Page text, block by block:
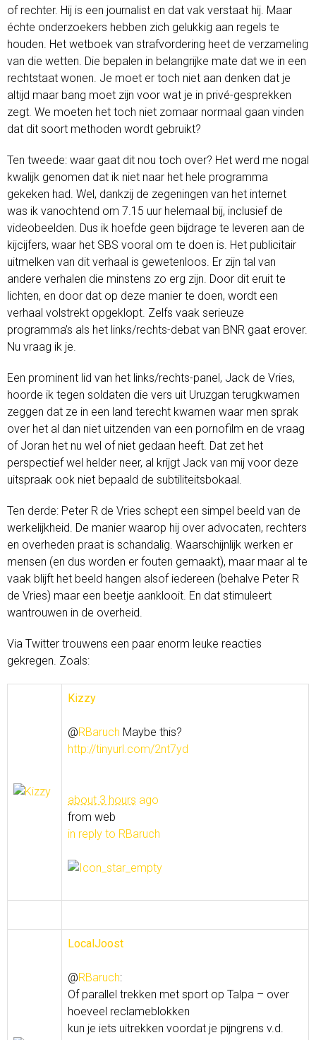
of rechter. Hij is een journalist en dat vak verstaat hij. Maar
échte onderzoekers hebben zich gelukkig aan regels te
houden. Het wetboek van strafvordering heet de verzameling
van die wetten. Die bepalen in belangrijke mate dat we in een
rechtstaat wonen. Je moet er toch niet aan denken dat je
altijd maar bang moet zijn voor wat je in privé-gesprekken
zegt. We moeten het toch niet zomaar normaal gaan vinden
dat dit soort methoden wordt gebruikt?
Ten tweede: waar gaat dit nou toch over? Het werd me nogal
kwalijk genomen dat ik niet naar het hele programma
gekeken had. Wel, dankzij de zegeningen van het internet
was ik vanochtend om 7.15 uur helemaal bij, inclusief de
videobeelden. Dus ik hoefde geen bijdrage te leveren aan de
kijcijfers, waar het SBS vooral om te doen is. Het publicitair
uitmelken van dit verhaal is gewetenloos. Er zijn tal van
andere verhalen die minstens zo erg zijn. Door dit eruit te
lichten, en door dat op deze manier te doen, wordt een
verhaal volstrekt opgeklopt. Zelfs vaak serieuze
programma’s als het links/rechts-debat van BNR gaat erover.
Nu vraag ik je.
Een prominent lid van het links/rechts-panel, Jack de Vries,
hoorde ik tegen soldaten die vers uit Uruzgan terugkwamen
zeggen dat ze in een land terecht kwamen waar men sprak
over het al dan niet uitzenden van een pornofilm en de vraag
of Joran het nu wel of niet gedaan heeft. Dat zet het
perspectief wel helder neer, al krijgt Jack van mij voor deze
uitspraak ook niet bepaald de subtiliteitsbokaal.
Ten derde: Peter R de Vries schept een simpel beeld van de
werkelijkheid. De manier waarop hij over advocaten, rechters
en overheden praat is schandalig. Waarschijnlijk werken er
mensen (en dus worden er fouten gemaakt), maar maar al te
vaak blijft het beeld hangen alsof iedereen (behalve Peter R
de Vries) maar een beetje aanklooit. En dat stimuleert
wantrouwen in de overheid.
Via Twitter trouwens een paar enorm leuke reacties
gekregen. Zoals:
Kizzy
@RBaruch Maybe this?
http://tinyurl.com/2nt7yd
about 3 hours ago
from web
in reply to RBaruch
LocalJoost
@RBaruch:
Of parallel trekken met sport op Talpa – over
hoeveel reclameblokken
kun je iets uitrekken voordat je pijngrens v.d.